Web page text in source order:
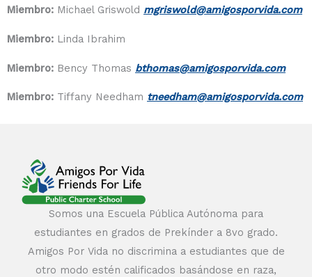
Miembro: Michael Griswold mgriswold@amigosporvida.com
Miembro: Linda Ibrahim
Miembro: Bency Thomas bthomas@amigosporvida.com
Miembro: Tiffany Needham tneedham@amigosporvida.com
Somos una Escuela Pública Autónoma para
estudiantes en grados de Prekínder a 8vo grado.
Amigos Por Vida no discrimina a estudiantes que de
otro modo estén calificados basándose en raza,